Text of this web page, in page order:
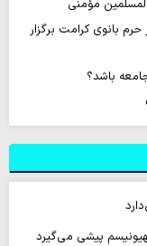
مؤمنی
بانوی کرامت برگزار
باشد؟